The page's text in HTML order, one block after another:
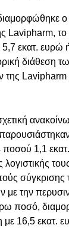
ο
Lavipharm,
εκατ. ευρώ
διάθεση
της Lavipharm
ποσού 1,1
σύγκρισης
την
ποσό,
με 16,5 εκατ.